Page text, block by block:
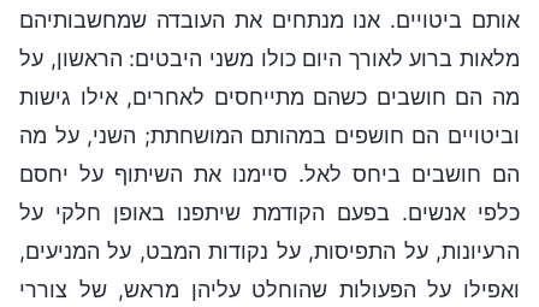
אותם ביטויים. אנו מנתחים את העובדה שמחשבותיהם
מלאות ברוע לאורך היום כולו משני היבטים: הראשון, על
מה הם חושבים כשהם מתייחסים לאחרים, אילו גישות
וביטויים הם חושפים במהותם המושחתת; השני, על מה
הם חושבים ביחס לאל. סיימנו את השיתוף על יחסם
כלפי אנשים. בפעם הקודמת שיתפנו באופן חלקי על
הרעיונות, על התפיסות, על נקודות המבט, על המניעים,
ואפילו על הפעולות שהוחלט עליהן מראש, של צוררי